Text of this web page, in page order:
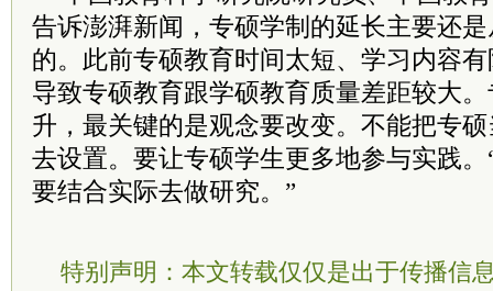
告诉澎湃新闻，专硕学制的延长主要还
的。此前专硕教育时间太短、学习内容
导致专硕教育跟学硕教育质量差距较大
升，最关键的是观念要改变。不能把专
去设置。要让专硕学生更多地参与实践
要结合实际去做研究。”
特别声明：本文转载仅仅是出于传播信